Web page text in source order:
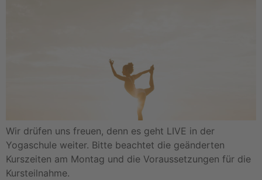
Wir drüfen uns freuen, denn es geht LIVE in der
Yogaschule weiter. Bitte beachtet die geänderten
Kurszeiten am Montag und die Voraussetzungen für die
Kursteilnahme.